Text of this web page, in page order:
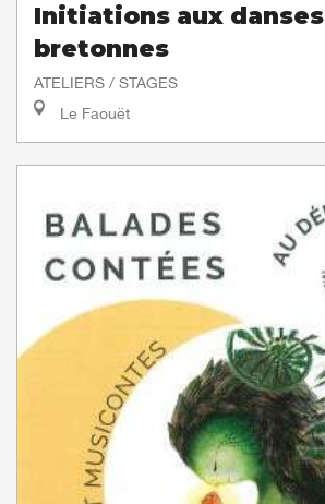
Initiations aux danses
bretonnes
ATELIERS / STAGES
Le Faouët